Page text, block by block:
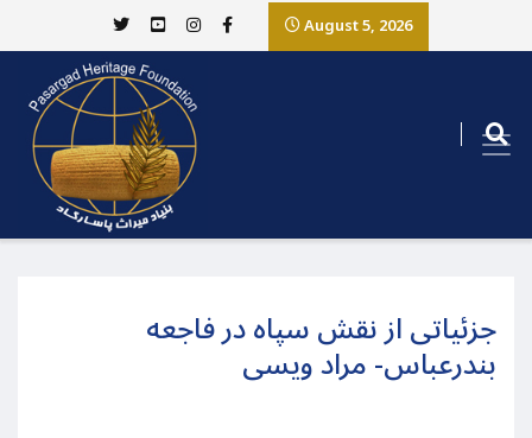
August 5, 2026
جزئیاتی از نقش سپاه در فاجعه
بندرعباس- مراد ویسی